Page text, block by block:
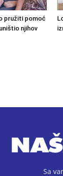
pružiti pomoć
njihov
Sa